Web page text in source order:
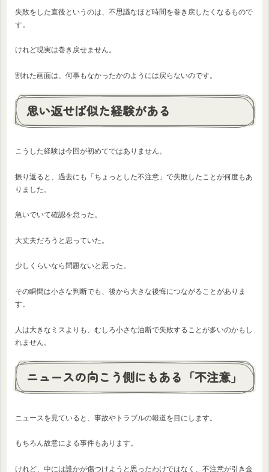
失敗をした直後というのは、不思議なほど時間を巻き戻したくなるもので
す。
けれど現実は巻き戻せません。
割れた画面は、何事もなかったかのようには戻らないのです。
思い返せば似た経験がある
こうした経験は今回が初めてではありません。
振り返ると、過去にも「ちょっとした不注意」で失敗したことが何度もあ
りました。
急いでいて確認を怠った。
大丈夫だろうと思っていた。
少しくらいなら問題ないと思った。
その瞬間は小さな判断でも、後から大きな後悔につながることがありま
す。
人は大きなミスよりも、むしろ小さな油断で失敗することが多いのかもし
れません。
ニュースの向こう側にもある「不注意」
ニュースを見ていると、事故やトラブルの報道を目にします。
もちろん故意による事件もあります。
けれど、中には誰かが傷つけようと思ったわけではなく、不注意が引き金